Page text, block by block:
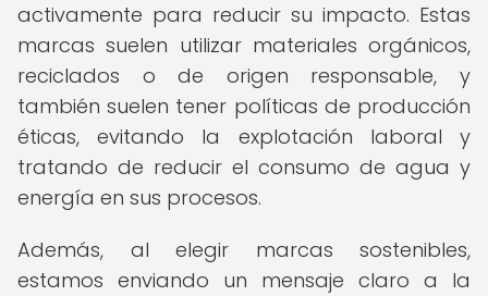
activamente para reducir su impacto. Estas
marcas suelen utilizar materiales orgánicos,
reciclados o de origen responsable, y
también suelen tener políticas de producción
éticas, evitando la explotación laboral y
tratando de reducir el consumo de agua y
energía en sus procesos.
Además, al elegir marcas sostenibles,
estamos enviando un mensaje claro a la